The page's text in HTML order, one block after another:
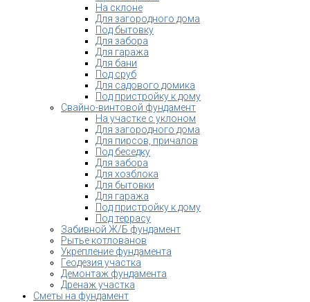
На склоне
Для загородного дома
Под бытовку
Для забора
Для гаража
Для бани
Под сруб
Для садового домика
Под пристройку к дому
Свайно-винтовой фундамент
На участке с уклоном
Для загородного дома
Для пирсов, причалов
Под беседку
Для забора
Для хозблока
Для бытовки
Для гаража
Под пристройку к дому
Под террасу
Забивной Ж/Б фундамент
Рытье котлованов
Укрепление фундамента
Геодезия участка
Демонтаж фундамента
Дренаж участка
Сметы на фундамент